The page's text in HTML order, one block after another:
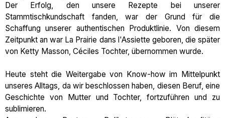
Der Erfolg, den unsere Rezepte bei unserer
Stammtischkundschaft fanden, war der Grund für die
Schaffung unserer authentischen Produktlinie. Von diesem
Zeitpunkt an war La Prairie dans l'Assiette geboren, die später
von Ketty Masson, Céciles Tochter, übernommen wurde.
Heute steht die Weitergabe von Know-how im Mittelpunkt
unseres Alltags, da wir beschlossen haben, diesen Beruf, eine
Geschichte von Mutter und Tochter, fortzuführen und zu
sublimieren.